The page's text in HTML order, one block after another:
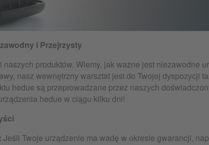
i Przejrzysty
produktów. Wiemy, jak ważne jest niezawodne
nasz wewnętrzny warsztat jest do Twojej dyspozycji
hedue są przeprowadzane przez naszych
hedue w ciągu kilku dni!
Jeśli Twoje urządzenie ma wadę w okresie gwarancji,